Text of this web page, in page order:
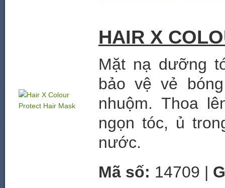
HAIR X
Mặt nạ dưỡng
bảo vệ vẻ
nhuộm. Thoa
ngọn tóc, ủ
nước.
Mã số: 14709 |